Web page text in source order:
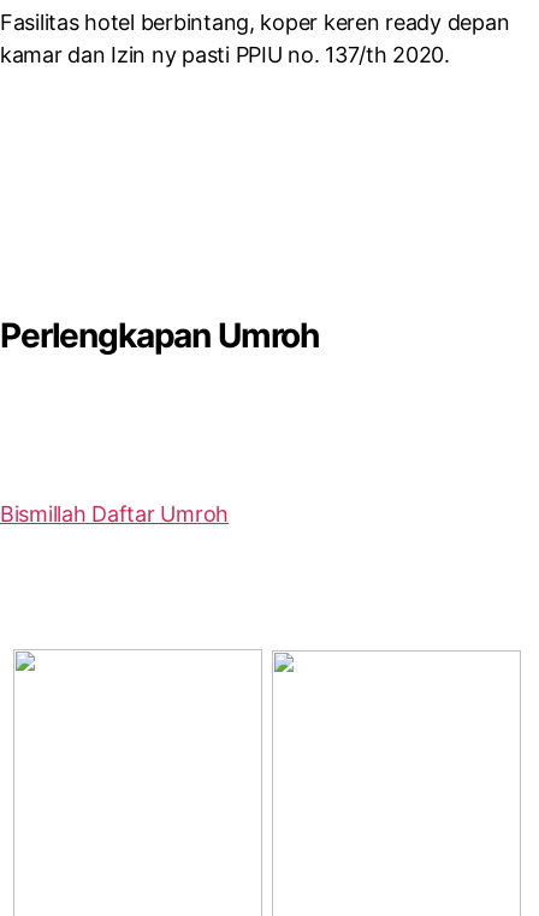
Fasilitas hotel berbintang, koper keren ready depan
kamar dan Izin ny pasti PPIU no. 137/th 2020.
Perlengkapan Umroh
Bismillah Daftar Umroh